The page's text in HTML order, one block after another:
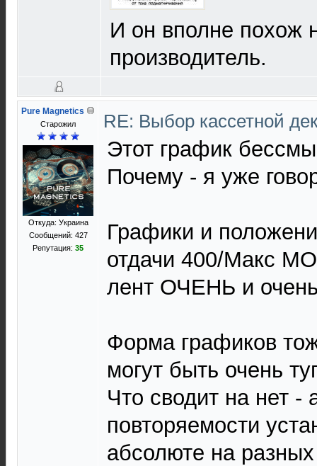
И он вполне похож
производитель.
Pure Magnetics
Старожил
Откуда: Украина
Сообщений: 427
Репутация: 35
RE: Выбор кассетной
Этот график
Почему - я уже
Графики и
отдачи 400/Макс
лент ОЧЕНЬ и
Форма графиков
могут быть очень
Что сводит на нет -
повторяемости
абсолюте на